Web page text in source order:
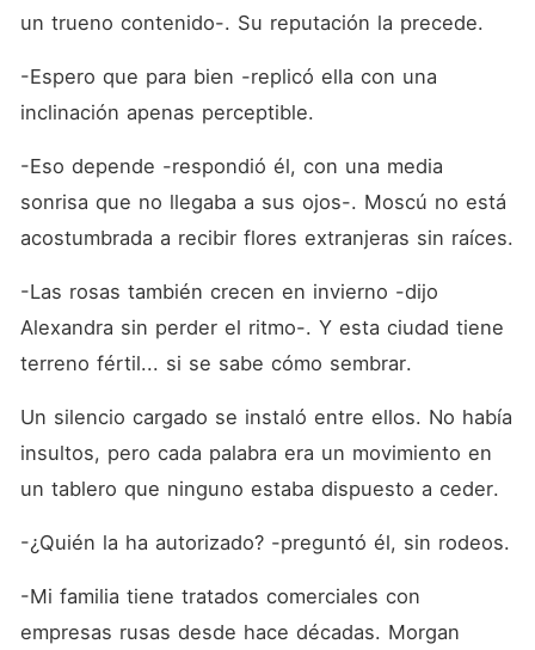
un trueno contenido-. Su reputación la precede.
-Espero que para bien -replicó ella con una
inclinación apenas perceptible.
-Eso depende -respondió él, con una media
sonrisa que no llegaba a sus ojos-. Moscú no está
acostumbrada a recibir flores extranjeras sin raíces.
-Las rosas también crecen en invierno -dijo
Alexandra sin perder el ritmo-. Y esta ciudad tiene
terreno fértil... si se sabe cómo sembrar.
Un silencio cargado se instaló entre ellos. No había
insultos, pero cada palabra era un movimiento en
un tablero que ninguno estaba dispuesto a ceder.
-¿Quién la ha autorizado? -preguntó él, sin rodeos.
-Mi familia tiene tratados comerciales con
empresas rusas desde hace décadas. Morgan